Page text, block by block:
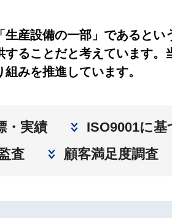
産設備の一部」であると
ることだと考えています
みを推進しています。
・実績 ISO9001に
査
顧客満足度調査